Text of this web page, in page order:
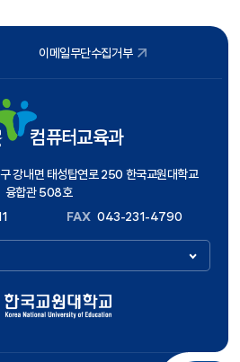
이메일무단수집거부
컴퓨터교육과
강내면 태성탑연로 250 한국교원대학교
융합관 508호
FAX 043-231-4790